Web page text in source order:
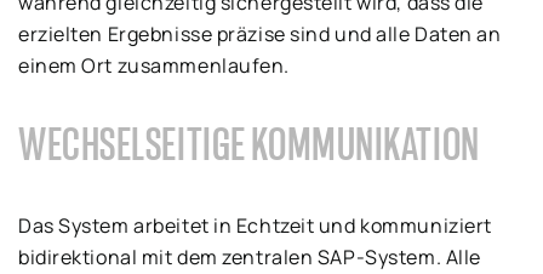
erzielten Ergebnisse präzise sind und alle Daten an
einem Ort zusammenlaufen.
WECHSELSEITIGE KOMMUNIKATION
Das System arbeitet in Echtzeit und kommuniziert
bidirektional mit dem zentralen SAP-System. Alle